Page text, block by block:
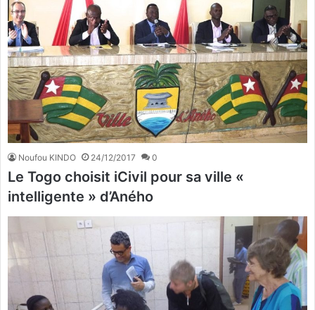
Noufou KINDO 24/12/2017 0
Le Togo choisit iCivil pour sa ville «
intelligente » d’Aného